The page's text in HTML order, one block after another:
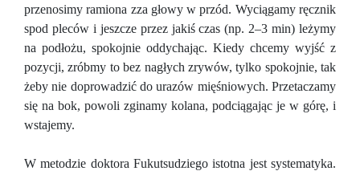
przenosimy ramiona zza głowy w przód. Wyciągamy ręcznik
spod pleców i jeszcze przez jakiś czas (np. 2–3 min) leżymy
na podłożu, spokojnie oddychając. Kiedy chcemy wyjść z
pozycji, zróbmy to bez nagłych zrywów, tylko spokojnie, tak
żeby nie doprowadzić do urazów mięśniowych. Przetaczamy
się na bok, powoli zginamy kolana, podciągając je w górę, i
wstajemy.
W metodzie doktora Fukutsudziego istotna jest systematyka.